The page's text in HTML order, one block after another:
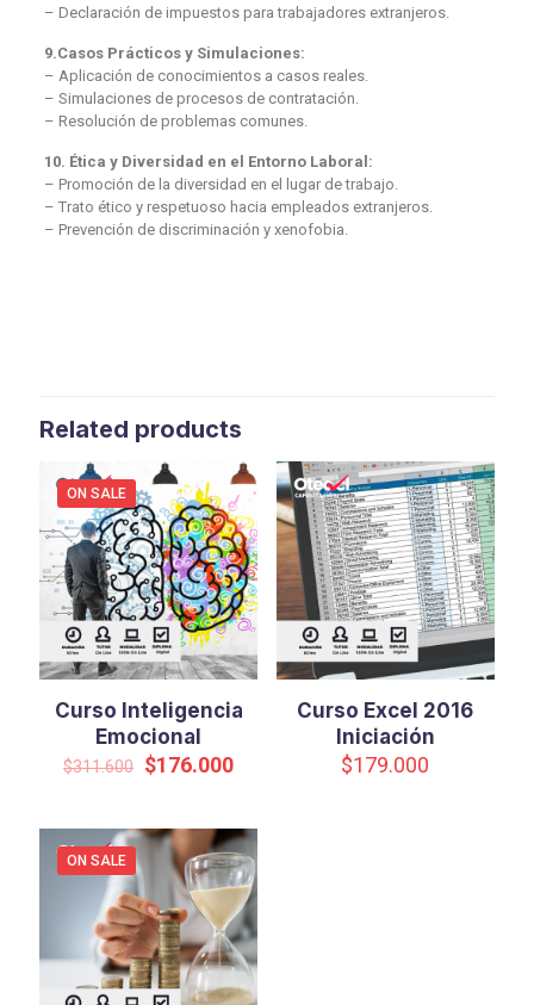
– Declaración de impuestos para trabajadores extranjeros.
9.Casos Prácticos y Simulaciones:
– Aplicación de conocimientos a casos reales.
– Simulaciones de procesos de contratación.
– Resolución de problemas comunes.
10. Ética y Diversidad en el Entorno Laboral:
– Promoción de la diversidad en el lugar de trabajo.
– Trato ético y respetuoso hacia empleados extranjeros.
– Prevención de discriminación y xenofobia.
Related products
ON SALE
Curso Inteligencia
Emocional
$311.600 Original
$311.600.
$176.000Current
$176.000.
Curso Excel 2016
Iniciación
$179.000
ON SALE